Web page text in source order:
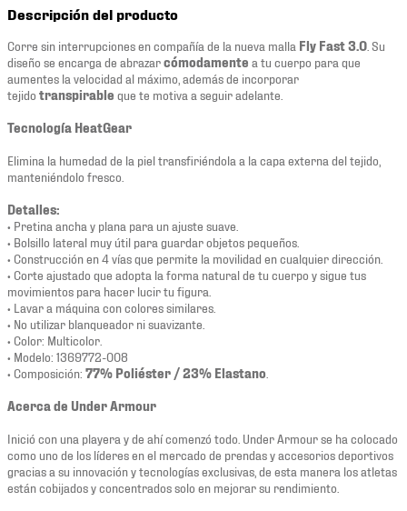
Descripción del producto
Corre sin interrupciones en compañía de la nueva malla Fly Fast 3.0 . Su
diseño se encarga de abrazarcómodamente a tu cuerpo para que
aumentes la velocidad al máximo, además de incorporar
tejido transpirable que te motiva a seguir adelante.
Tecnología HeatGear
Elimina la humedad de la piel transfiriéndola a la capa externa del tejido,
manteniéndolo fresco.
Detalles:
• Pretina ancha y plana para un ajuste suave.
• Bolsillo lateral muy útil para guardar objetos pequeños.
• Construcción en 4 vías que permite la movilidad en cualquier dirección.
• Corte ajustado que adopta la forma natural de tu cuerpo y sigue tus
movimientos para hacer lucir tu figura.
• Lavar a máquina con colores similares.
• No utilizar blanqueador ni suavizante.
• Color: Multicolor.
• Modelo: 1369772-008
• Composición: 77% Poliéster / 23% Elastano
Acerca de Under Armour
Inició con una playera y de ahí comenzó todo. Under Armour se ha colocado
como uno de los líderes en el mercado de prendas y accesorios deportivos
gracias a su innovación y tecnologías exclusivas, de esta manera los atletas
están cobijados y concentrados solo en mejorar su rendimiento.